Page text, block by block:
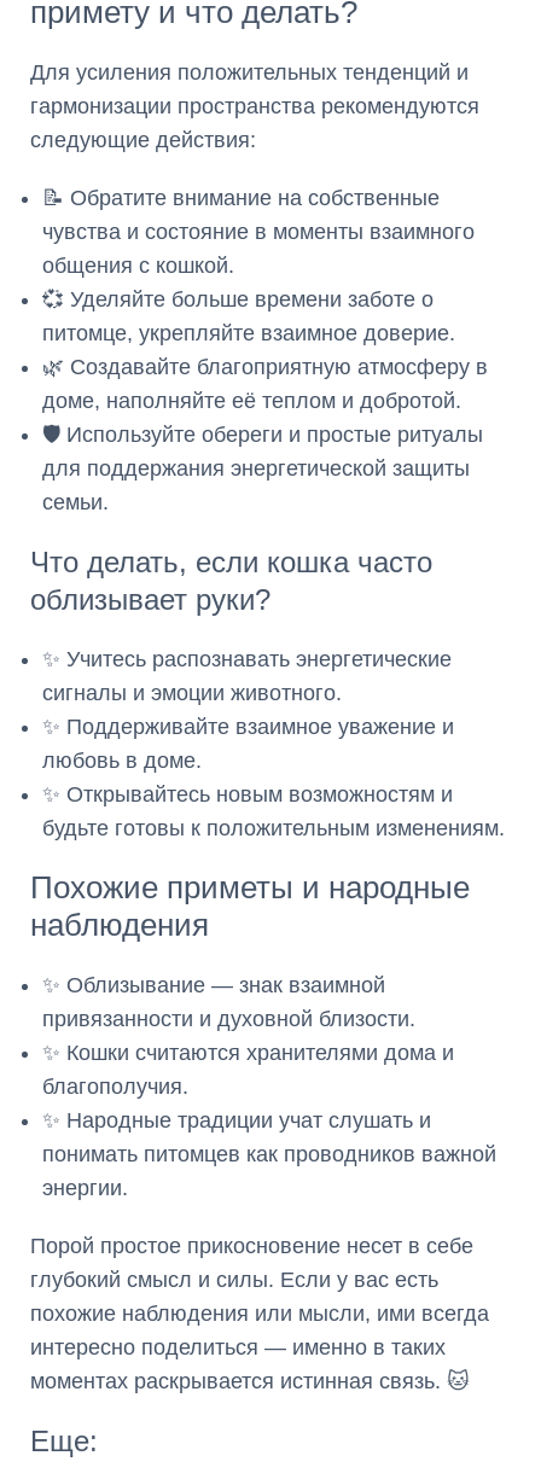
примету и что делать?
Для усиления положительных тенденций и
гармонизации пространства рекомендуются
следующие действия:
📝 Обратите внимание на собственные
чувства и состояние в моменты взаимного
общения с кошкой.
💞 Уделяйте больше времени заботе о
питомце, укрепляйте взаимное доверие.
🌿 Создавайте благоприятную атмосферу в
доме, наполняйте её теплом и добротой.
🛡️ Используйте обереги и простые ритуалы
для поддержания энергетической защиты
семьи.
Что делать, если кошка часто
облизывает руки?
✨ Учитесь распознавать энергетические
сигналы и эмоции животного.
✨ Поддерживайте взаимное уважение и
любовь в доме.
✨ Открывайтесь новым возможностям и
будьте готовы к положительным изменениям.
Похожие приметы и народные
наблюдения
✨ Облизывание — знак взаимной
привязанности и духовной близости.
✨ Кошки считаются хранителями дома и
благополучия.
✨ Народные традиции учат слушать и
понимать питомцев как проводников важной
энергии.
Порой простое прикосновение несет в себе
глубокий смысл и силы. Если у вас есть
похожие наблюдения или мысли, ими всегда
интересно поделиться — именно в таких
моментах раскрывается истинная связь. 🐱
Еще: